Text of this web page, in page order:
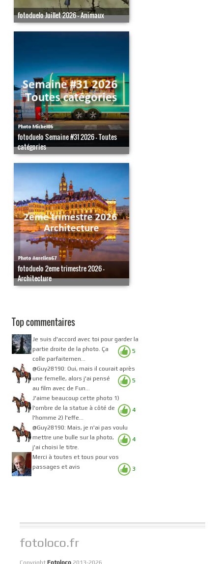
fotoduelo Juillet 2026 - Animaux
fotoduelo Semaine #31 2026 - Toutes
catégories
fotoduelo 2eme trimestre 2026 -
Architecture
Top commentaires
5
Je suis d'accord avec toi pour garder la
partie droite de la photo. Ça
colle parfaitemen...
5
@Guy28190: Oui, mais il courait après
une femelle, alors j'ai pensé
au film avec de Fun...
4
J'aime beaucoup cette photo 1)
l'ombre de la statue à côté de
l'homme 2) l'effe...
4
@Guy28190: Mais, je n'ai pas voulu
mettre une bulle sur la photo,
j'ai choisi le titre.
3
Merci à toutes et tous pour vos
passages et avis
fotoloco.fr
Copyright Fotoloco 2013-2026